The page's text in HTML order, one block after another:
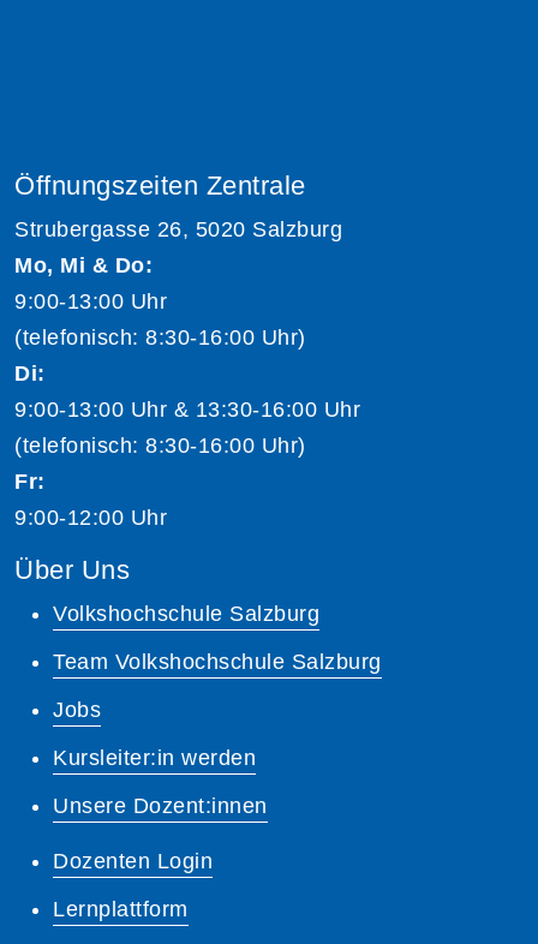
Öffnungszeiten Zentrale
Strubergasse 26, 5020 Salzburg
Mo, Mi & Do:
9:00-13:00 Uhr
(telefonisch: 8:30-16:00 Uhr)
Di:
9:00-13:00 Uhr & 13:30-16:00 Uhr
(telefonisch: 8:30-16:00 Uhr)
Fr:
9:00-12:00 Uhr
Über Uns
Volkshochschule Salzburg
Team Volkshochschule Salzburg
Jobs
Kursleiter:in werden
Unsere Dozent:innen
Dozenten Login
Lernplattform